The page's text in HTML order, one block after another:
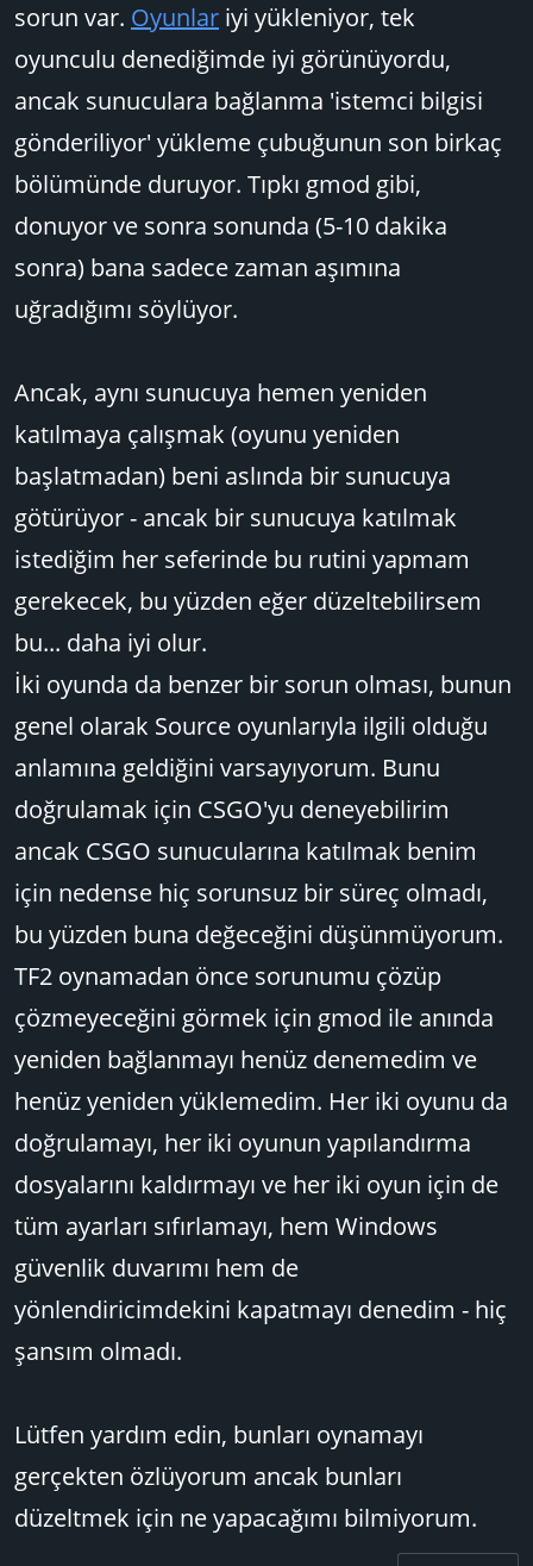
sorun var. Oyunlar iyi yükleniyor, tek
oyunculu denediğimde iyi görünüyordu,
ancak sunuculara bağlanma 'istemci bilgisi
gönderiliyor' yükleme çubuğunun son birkaç
bölümünde duruyor. Tıpkı gmod gibi,
donuyor ve sonra sonunda (5-10 dakika
sonra) bana sadece zaman aşımına
uğradığımı söylüyor.
Ancak, aynı sunucuya hemen yeniden
katılmaya çalışmak (oyunu yeniden
başlatmadan) beni aslında bir sunucuya
götürüyor - ancak bir sunucuya katılmak
istediğim her seferinde bu rutini yapmam
gerekecek, bu yüzden eğer düzeltebilirsem
bu... daha iyi olur.
İki oyunda da benzer bir sorun olması, bunun
genel olarak Source oyunlarıyla ilgili olduğu
anlamına geldiğini varsayıyorum. Bunu
doğrulamak için CSGO'yu deneyebilirim
ancak CSGO sunucularına katılmak benim
için nedense hiç sorunsuz bir süreç olmadı,
bu yüzden buna değeceğini düşünmüyorum.
TF2 oynamadan önce sorunumu çözüp
çözmeyeceğini görmek için gmod ile anında
yeniden bağlanmayı henüz denemedim ve
henüz yeniden yüklemedim. Her iki oyunu da
doğrulamayı, her iki oyunun yapılandırma
dosyalarını kaldırmayı ve her iki oyun için de
tüm ayarları sıfırlamayı, hem Windows
güvenlik duvarımı hem de
yönlendiricimdekini kapatmayı denedim - hiç
şansım olmadı.
Lütfen yardım edin, bunları oynamayı
gerçekten özlüyorum ancak bunları
düzeltmek için ne yapacağımı bilmiyorum.